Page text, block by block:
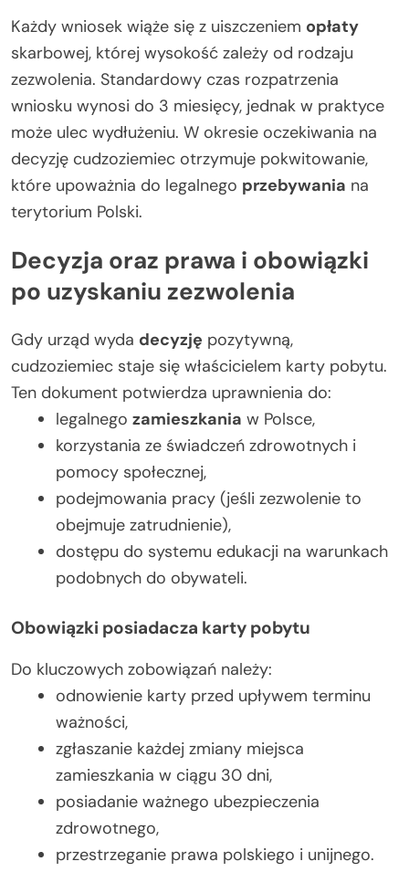
Każdy wniosek wiąże się z uiszczeniem opłaty
skarbowej, której wysokość zależy od rodzaju
zezwolenia. Standardowy czas rozpatrzenia
wniosku wynosi do 3 miesięcy, jednak w praktyce
może ulec wydłużeniu. W okresie oczekiwania na
decyzję cudzoziemiec otrzymuje pokwitowanie,
które upoważnia do legalnego przebywania na
terytorium Polski.
Decyzja oraz prawa i obowiązki
po uzyskaniu zezwolenia
Gdy urząd wyda decyzję pozytywną,
cudzoziemiec staje się właścicielem karty pobytu.
Ten dokument potwierdza uprawnienia do:
legalnego zamieszkania w Polsce,
korzystania ze świadczeń zdrowotnych i
pomocy społecznej,
podejmowania pracy (jeśli zezwolenie to
obejmuje zatrudnienie),
dostępu do systemu edukacji na warunkach
podobnych do obywateli.
Obowiązki posiadacza karty pobytu
Do kluczowych zobowiązań należy:
odnowienie karty przed upływem terminu
ważności,
zgłaszanie każdej zmiany miejsca
zamieszkania w ciągu 30 dni,
posiadanie ważnego ubezpieczenia
zdrowotnego,
przestrzeganie prawa polskiego i unijnego.